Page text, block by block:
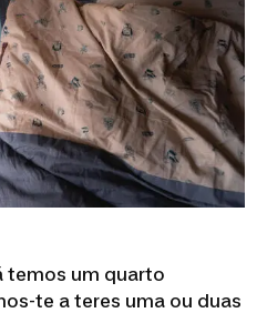
temos um quarto
te a teres uma ou duas